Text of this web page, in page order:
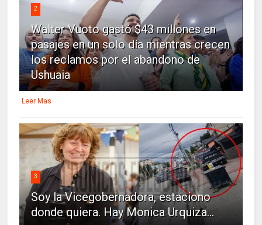
2
Walter Vuoto gastó $43 millones en
pasajes en un solo día mientras crecen
los reclamos por el abandono de
Ushuaia
Leer Mas
3
Soy la Vicegobernadora, estaciono
donde quiera. Hay Monica Urquiza...